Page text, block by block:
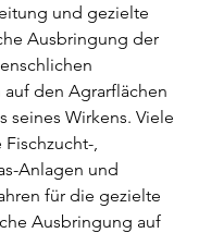
und gezielte
Ausbringung der
den Agrarflächen
seines Wirkens. Viele
,
Anlagen und
für die gezielte
Ausbringung auf